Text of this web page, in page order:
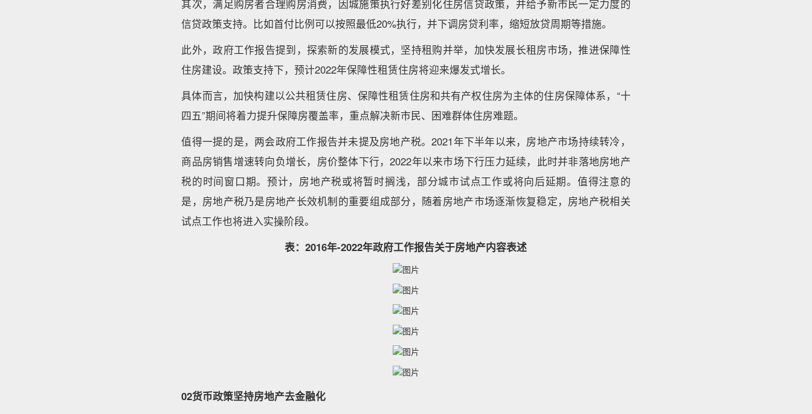
其次，满足购房者合理购房消费，因城施策执行好差别化住房信贷政策，并给予新市民一定力度的
信贷政策支持。比如首付比例可以按照最低20%执行，并下调房贷利率，缩短放贷周期等措施。
此外，政府工作报告提到，探索新的发展模式，坚持租购并举，加快发展长租房市场，推进保障性
住房建设。政策支持下，预计2022年保障性租赁住房将迎来爆发式增长。
具体而言，加快构建以公共租赁住房、保障性租赁住房和共有产权住房为主体的住房保障体系，“十
四五”期间将着力提升保障房覆盖率，重点解决新市民、困难群体住房难题。
值得一提的是，两会政府工作报告并未提及房地产税。2021年下半年以来，房地产市场持续转冷，
商品房销售增速转向负增长，房价整体下行，2022年以来市场下行压力延续，此时并非落地房地产
税的时间窗口期。预计，房地产税或将暂时搁浅，部分城市试点工作或将向后延期。值得注意的
是，房地产税乃是房地产长效机制的重要组成部分，随着房地产市场逐渐恢复稳定，房地产税相关
试点工作也将进入实操阶段。
表：2016年-2022年政府工作报告关于房地产内容表述
02货币政策坚持房地产去金融化